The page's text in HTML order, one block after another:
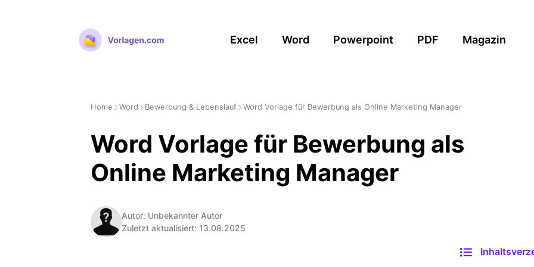
Excel Word Powerpoint PDF Magazin
Home Word Bewerbung & Lebenslauf Word Vorlage für Bewerbung als Online Marketing Manager
Word Vorlage für Bewerbung als
Online Marketing Manager
Autor: Unbekannter Autor
Zuletzt aktualisiert: 13.08.2025